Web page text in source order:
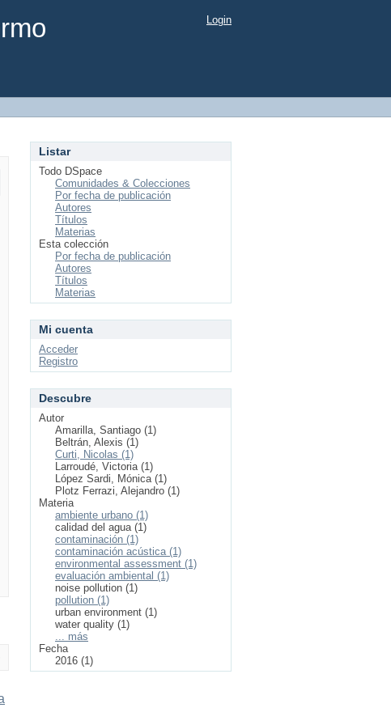
Login
Listar
Todo DSpace
Comunidades & Colecciones
Por fecha de publicación
Autores
Títulos
Materias
Esta colección
Por fecha de publicación
Autores
Títulos
Materias
Mi cuenta
Acceder
Registro
Descubre
Autor
Amarilla, Santiago (1)
Beltrán, Alexis (1)
Curti, Nicolas (1)
Larroudé, Victoria (1)
López Sardi, Mónica (1)
Plotz Ferrazi, Alejandro (1)
Materia
ambiente urbano (1)
calidad del agua (1)
contaminación (1)
contaminación acústica (1)
environmental assessment (1)
evaluación ambiental (1)
noise pollution (1)
pollution (1)
urban environment (1)
water quality (1)
... más
Fecha
2016 (1)